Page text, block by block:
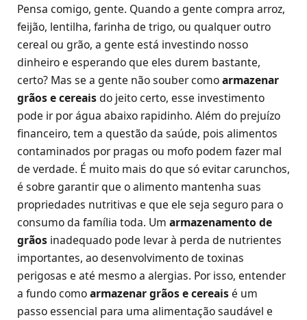
Pensa comigo, gente. Quando a gente compra arroz,
feijão, lentilha, farinha de trigo, ou qualquer outro
cereal ou grão, a gente está investindo nosso
dinheiro e esperando que eles durem bastante,
certo? Mas se a gente não souber comoarmazenar
grãos e cereaisdo jeito certo, esse investimento
pode ir por água abaixo rapidinho. Além do prejuízo
financeiro, tem a questão da saúde, pois alimentos
contaminados por pragas ou mofo podem fazer mal
de verdade. É muito mais do que só evitar carunchos,
é sobre garantir que o alimento mantenha suas
propriedades nutritivas e que ele seja seguro para o
consumo da família toda. Um armazenamento de
grãos inadequado pode levar à perda de nutrientes
importantes, ao desenvolvimento de toxinas
perigosas e até mesmo a alergias. Por isso, entender
a fundo comoarmazenar grãos e cereaisé um
passo essencial para uma alimentação saudável e